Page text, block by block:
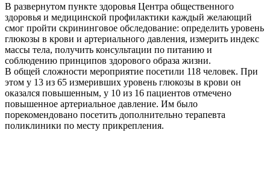
В развернутом пункте здоровья Центра общественного
здоровья и медицинской профилактики каждый желающий
смог пройти скрининговое обследование: определить уровень
глюкозы в крови и артериального давления, измерить индекс
массы тела, получить консультации по питанию и
соблюдению принципов здорового образа жизни.
В общей сложности мероприятие посетили 118 человек. При
этом у 13 из 65 измеривших уровень глюкозы в крови он
оказался повышенным, у 10 из 16 пациентов отмечено
повышенное артериальное давление. Им было
порекомендовано посетить дополнительно терапевта
поликлиники по месту прикрепления.